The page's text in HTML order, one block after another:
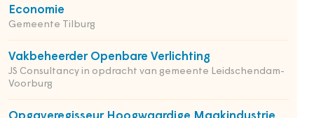
Economie
Gemeente Tilburg
Vakbeheerder Openbare Verlichting
JS Consultancy in opdracht van gemeente Leidschendam-
Voorburg